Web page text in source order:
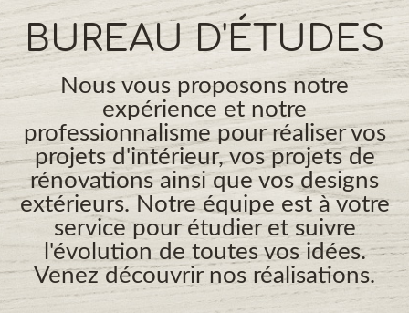
BUREAU D'ÉTUDES
Nous vous proposons notre
expérience et notre
professionnalisme pour réaliser vos
projets d'intérieur, vos projets de
rénovations ainsi que vos designs
extérieurs. Notre équipe est à votre
service pour étudier et suivre
l'évolution de toutes vos idées.
Venez découvrir nos réalisations.